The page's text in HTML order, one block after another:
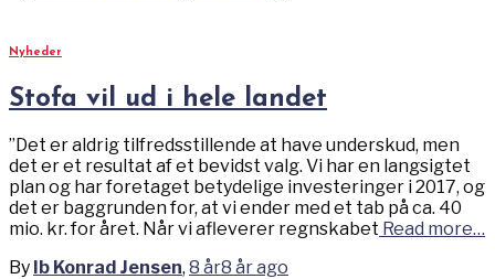
Nyheder
Stofa vil ud i hele landet
”Det er aldrig tilfredsstillende at have underskud, men
det er et resultat af et bevidst valg. Vi har en langsigtet
plan og har foretaget betydelige investeringer i 2017, og
det er baggrunden for, at vi ender med et tab på ca. 40
mio. kr. for året. Når vi afleverer regnskabet Read more…
By Ib Konrad Jensen, 8 år8 årago